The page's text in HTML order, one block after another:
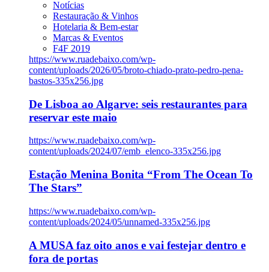
Notícias
Restauração & Vinhos
Hotelaria & Bem-estar
Marcas & Eventos
F4F 2019
https://www.ruadebaixo.com/wp-
content/uploads/2026/05/broto-chiado-prato-pedro-pena-
bastos-335x256.jpg
De Lisboa ao Algarve: seis restaurantes para
reservar este maio
https://www.ruadebaixo.com/wp-
content/uploads/2024/07/emb_elenco-335x256.jpg
Estação Menina Bonita “From The Ocean To
The Stars”
https://www.ruadebaixo.com/wp-
content/uploads/2024/05/unnamed-335x256.jpg
A MUSA faz oito anos e vai festejar dentro e
fora de portas